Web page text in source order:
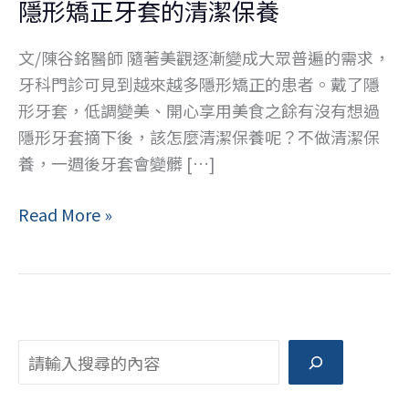
隱形矯正牙套的清潔保養
文/陳谷銘醫師 隨著美觀逐漸變成大眾普遍的需求，
牙科門診可見到越來越多隱形矯正的患者。戴了隱
形牙套，低調變美、開心享用美食之餘有沒有想過
隱形牙套摘下後，該怎麼清潔保養呢？不做清潔保
養，一週後牙套會變髒 […]
隱
套
的
Read More »
搜尋